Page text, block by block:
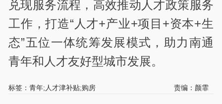
兑现服务流程，高效推动人才政策服务
工作，打造“人才+产业+项目+资本+生
态”五位一体统筹发展模式，助力南通
青年和人才友好型城市发展。
标签：青年;人才津补贴;购房 责编：颜霏